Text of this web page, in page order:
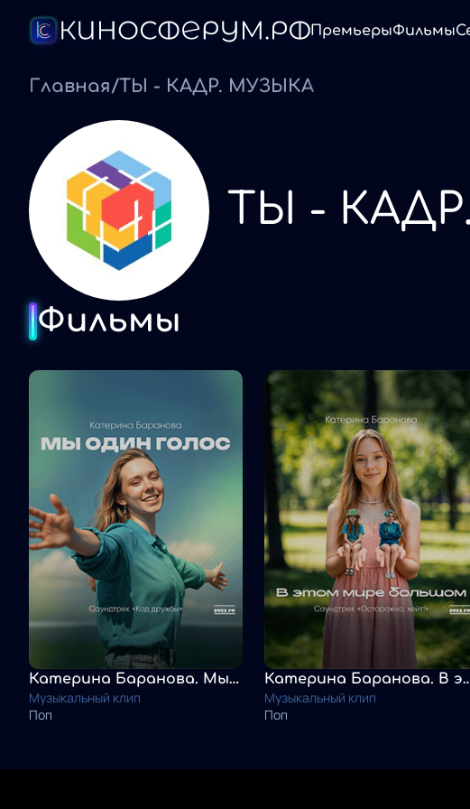
ПремьерыФильмы
Главная/ТЫ - КАДР. МУЗЫКА
ТЫ -
Фильмы
Катерина Баранова. Мы один голос
Музыкальный клип
Поп
Катерина Баранова.
Музыкальный клип
Поп